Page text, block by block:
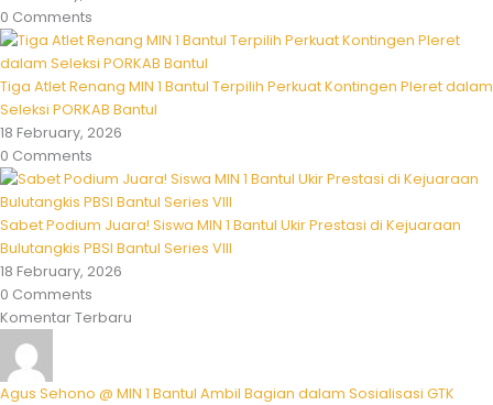
0 Comments
Tiga Atlet Renang MIN 1 Bantul Terpilih Perkuat Kontingen Pleret dalam
Seleksi PORKAB Bantul
18 February, 2026
0 Comments
Sabet Podium Juara! Siswa MIN 1 Bantul Ukir Prestasi di Kejuaraan
Bulutangkis PBSI Bantul Series VIII
18 February, 2026
0 Comments
Komentar Terbaru
Agus Sehono @ MIN 1 Bantul Ambil Bagian dalam Sosialisasi GTK